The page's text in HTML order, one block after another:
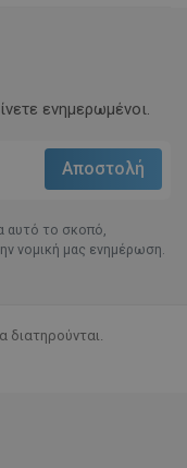
ενημερωμένοι.
αυτό το σκοπό,
νομική μας ενημέρωση.
διατηρούνται.